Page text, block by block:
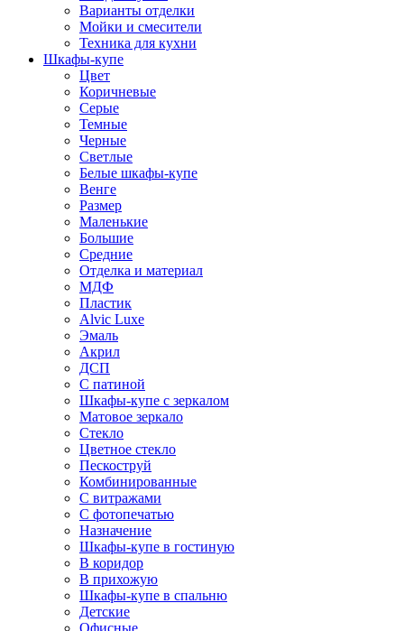
Варианты отделки
Мойки и смесители
Техника для кухни
Шкафы-купе
Цвет
Коричневые
Серые
Темные
Черные
Светлые
Белые шкафы-купе
Венге
Размер
Маленькие
Большие
Средние
Отделка и материал
МДФ
Пластик
Alvic Luxe
Эмаль
Акрил
ДСП
С патиной
Шкафы-купе с зеркалом
Матовое зеркало
Стекло
Цветное стекло
Пескоструй
Комбинированные
С витражами
С фотопечатью
Назначение
Шкафы-купе в гостиную
В коридор
В прихожую
Шкафы-купе в спальню
Детские
Офисные